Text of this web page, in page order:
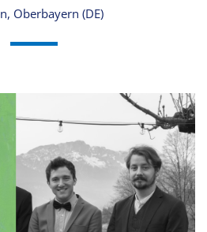
Oberbayern (DE)